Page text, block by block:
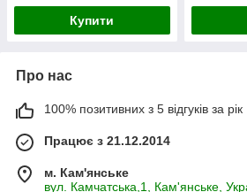
Купити
Про нас
100% позитивних з 5 відгуків за рік
Працює з 21.12.2014
м. Кам'янське
вул. Камчатська,1, Кам'янське,